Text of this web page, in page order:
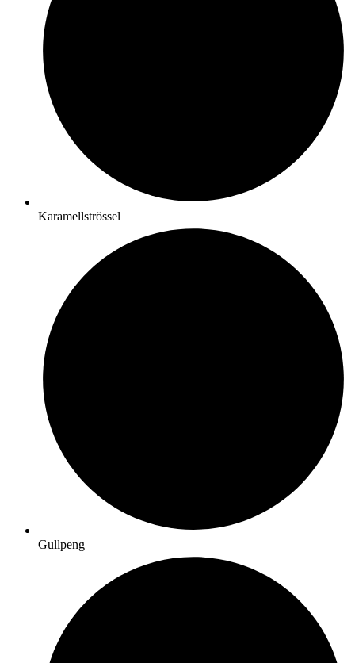
Karamellströssel
Gullpeng